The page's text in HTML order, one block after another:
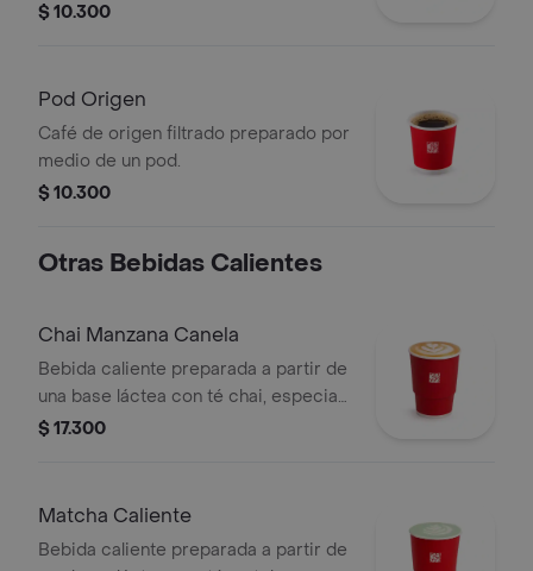
$ 10.300
Pod Origen
Café de origen filtrado preparado por
medio de un pod.
$ 10.300
Otras Bebidas Calientes
Chai Manzana Canela
Bebida caliente preparada a partir de
una base láctea con té chai, especias,
sabor de manzana-canela y endulzado
$ 17.300
Matcha Caliente
Bebida caliente preparada a partir de